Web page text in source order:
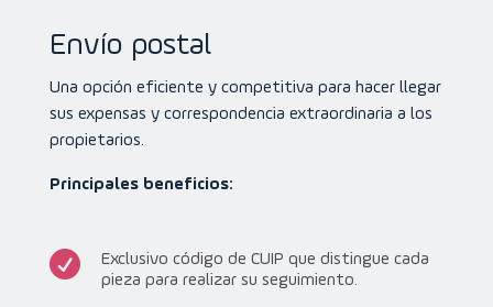
Envío postal
Una opción eficiente y competitiva para hacer llegar
sus expensas y correspondencia extraordinaria a los
propietarios.
Principales beneficios:

Exclusivo código de CUIP que distingue cada
pieza para realizar su seguimiento.